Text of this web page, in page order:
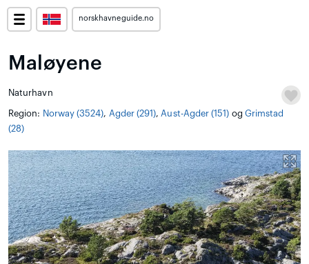
norskhavneguide.no
Maløyene
Naturhavn
Region: Norway (3524), Agder (291), Aust-Agder (151) og Grimstad
(28)